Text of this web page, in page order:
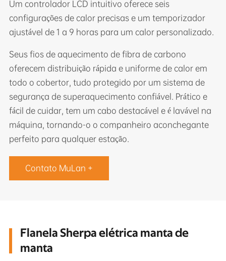
Um controlador LCD intuitivo oferece seis
configurações de calor precisas e um temporizador
ajustável de 1 a 9 horas para um calor personalizado.
Seus fios de aquecimento de fibra de carbono
oferecem distribuição rápida e uniforme de calor em
todo o cobertor, tudo protegido por um sistema de
segurança de superaquecimento confiável. Prático e
fácil de cuidar, tem um cabo destacável e é lavável na
máquina, tornando-o o companheiro aconchegante
perfeito para qualquer estação.
Contato MuLan +
Flanela Sherpa elétrica manta de
manta